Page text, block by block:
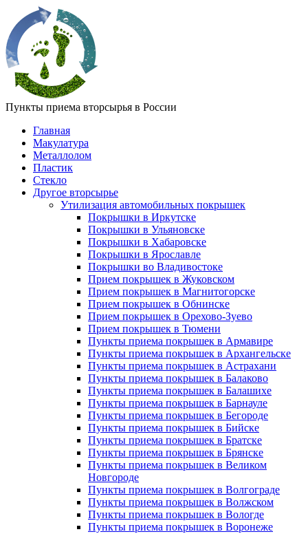
Пункты приема вторсырья в России
Главная
Макулатура
Металлолом
Пластик
Стекло
Другое вторсырье
Утилизация автомобильных покрышек
Покрышки в Иркутске
Покрышки в Ульяновске
Покрышки в Хабаровске
Покрышки в Ярославле
Покрышки во Владивостоке
Прием покрышек в Жуковском
Прием покрышек в Магнитогорске
Прием покрышек в Обнинске
Прием покрышек в Орехово-Зуево
Прием покрышек в Тюмени
Пункты приема покрышек в Армавире
Пункты приема покрышек в Архангельске
Пункты приема покрышек в Астрахани
Пункты приема покрышек в Балаково
Пункты приема покрышек в Балашихе
Пункты приема покрышек в Барнауле
Пункты приема покрышек в Бегороде
Пункты приема покрышек в Бийске
Пункты приема покрышек в Братске
Пункты приема покрышек в Брянске
Пункты приема покрышек в Великом
Новгороде
Пункты приема покрышек в Волгограде
Пункты приема покрышек в Волжском
Пункты приема покрышек в Вологде
Пункты приема покрышек в Воронеже